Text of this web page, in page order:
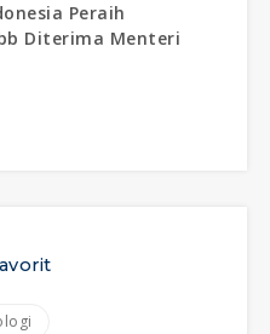
Peraih
Diterima Menteri